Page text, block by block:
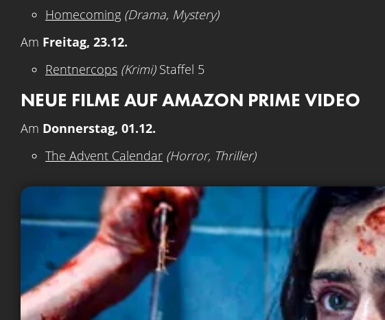
Homecoming (Drama, Mystery)
Am Freitag, 23.12.
Rentnercops (Krimi)Staffel 5
NEUE FILME AUF AMAZON PRIME VIDEO
Am Donnerstag, 01.12.
The Advent Calendar (Horror, Thriller)